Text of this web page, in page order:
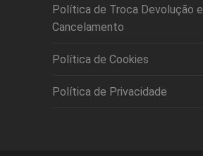
Política de Troca Devolução e
Cancelamento
Política de Cookies
Política de Privacidade